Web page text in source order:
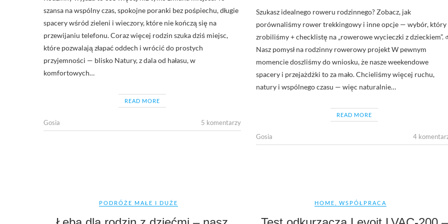
szansa na wspólny czas, spokojne poranki bez pośpiechu, długie
spacery wśród zieleni i wieczory, które nie kończą się na
przewijaniu telefonu. Coraz więcej rodzin szuka dziś miejsc,
które pozwalają złapać oddech i wrócić do prostych
przyjemności — blisko Natury, z dala od hałasu, w
komfortowych…
READ MORE
Gosia 5 komentarzy
Szukasz idealnego roweru rodzinnego? Zobacz, jak
porównaliśmy rower trekkingowy i inne opcje — wybór, który
zrobiliśmy + checklistę na „rowerowe wycieczki z dzieckiem”.
Nasz pomysł na rodzinny rowerowy projekt W pewnym
momencie doszliśmy do wniosku, że nasze weekendowe
spacery i przejażdżki to za mało. Chcieliśmy więcej ruchu,
natury i wspólnego czasu — więc naturalnie…
READ MORE
Gosia 4
PODRÓŻE MAŁE I DUŻE HOME ,WSPÓŁPRACA